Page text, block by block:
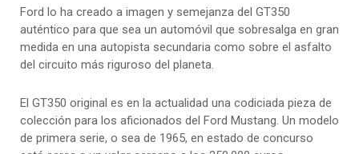
Ford lo ha creado a imagen y semejanza del GT350
auténtico para que sea un automóvil que sobresalga en gran
medida en una autopista secundaria como sobre el asfalto
del circuito más riguroso del planeta.
El GT350 original es en la actualidad una codiciada pieza de
colección para los aficionados del Ford Mustang. Un modelo
de primera serie, o sea de 1965, en estado de concurso